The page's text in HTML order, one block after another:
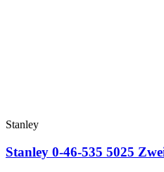
Stanley
Stanley 0-46-535 5025